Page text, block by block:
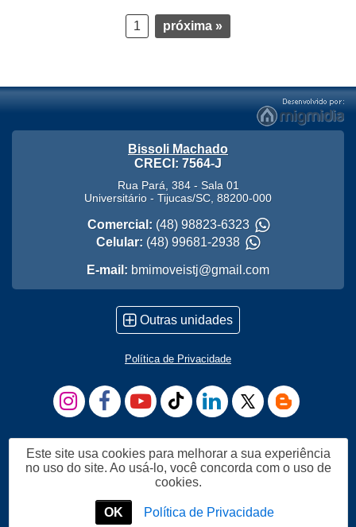
1 próxima »
Bissoli Machado
CRECI: 7564-J
Rua Pará, 384 - Sala 01
Universitário - Tijucas/SC, 88200-000
Comercial: (48) 98823-6323
Celular: (48) 99681-2938
E-mail: bmimoveistj@gmail.com
Outras unidades
Política de Privacidade
Este site usa cookies para melhorar a sua experiência
no uso do site. Ao usá-lo, você concorda com o uso de
cookies.
OK Política de Privacidade